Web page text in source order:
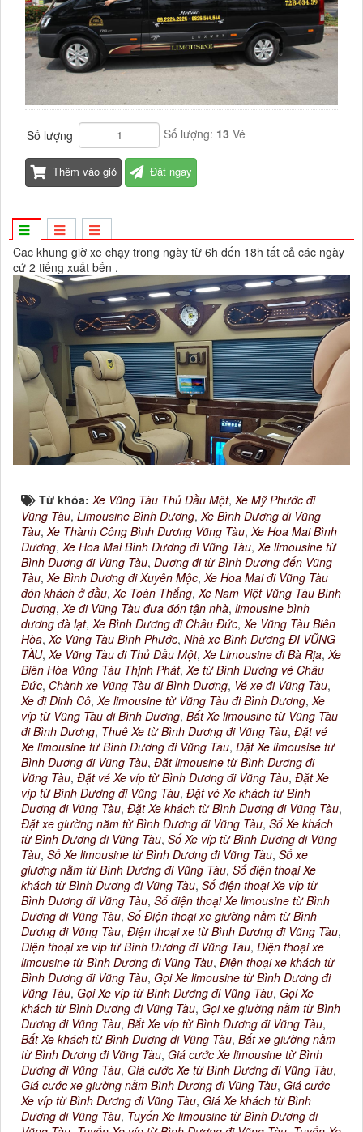
Số lượng Số lượng: 13 Vé
Thêm vào giỏ Đặt ngay
Cac khung giờ xe chạy trong ngày từ 6h đến 18h tất cả các ngày
cứ 2 tiếng xuất bến .
Từ khóa: Xe Vũng Tàu Thủ Dầu Một, Xe Mỹ Phước đi
Vũng Tàu, Limousine Bình Dương, Xe Bình Dương đi Vũng
Tàu, Xe Thành Công Bình Dương Vũng Tàu, Xe Hoa Mai Bình
Dương, Xe Hoa Mai Bình Dương đi Vũng Tàu, Xe limousine từ
Bình Dương đi Vũng Tàu, Dương đi từ Bình Dương đến Vũng
Tàu, Xe Bình Dương đi Xuyên Mộc, Xe Hoa Mai đi Vũng Tàu
đón khách ở đầu, Xe Toàn Thắng, Xe Nam Việt Vũng Tàu Bình
Dương, Xe đi Vũng Tàu đưa đón tận nhà, limousine bình
dương đà lạt, Xe Bình Dương đi Châu Đức, Xe Vũng Tàu Biên
Hòa, Xe Vũng Tàu Bình Phước, Nhà xe Bình Dương ĐI VŨNG
TÀU, Xe Vũng Tàu đi Thủ Dầu Một, Xe Limousine đi Bà Rịa, Xe
Biên Hòa Vũng Tàu Thịnh Phát, Xe từ Bình Dương vé Châu
Đức, Chành xe Vũng Tàu đi Bình Dương, Vé xe đi Vũng Tàu,
Xe đi Dinh Cô, Xe limousine từ Vũng Tàu đi Bình Dương, Xe
víp từ Vũng Tàu đi Bình Dương, Bắt Xe limousine từ Vũng Tàu
đi Bình Dương, Thuê Xe từ Bình Dương đi Vũng Tàu, Đặt vé
Xe limousine từ Bình Dương đi Vũng Tàu, Đặt Xe limousise từ
Bình Dương đi Vũng Tàu, Đặt limousine từ Bình Dương đi
Vũng Tàu, Đặt vé Xe víp từ Bình Dương đi Vũng Tàu, Đặt Xe
víp từ Bình Dương đi Vũng Tàu, Đặt vé Xe khách từ Bình
Dương đi Vũng Tàu, Đặt Xe khách từ Bình Dương đi Vũng Tàu,
Đặt xe giường nằm từ Bình Dương đi Vũng Tàu, Số Xe khách
từ Bình Dương đi Vũng Tàu, Số Xe víp từ Bình Dương đi Vũng
Tàu, Số Xe limousine từ Bình Dương đi Vũng Tàu, Số xe
giường nằm từ Bình Dương đi Vũng Tàu, Số điện thoại Xe
khách từ Bình Dương đi Vũng Tàu, Số điện thoại Xe víp từ
Bình Dương đi Vũng Tàu, Số điện thoại Xe limousine từ Bình
Dương đi Vũng Tàu, Số Điện thoại xe giường nằm từ Bình
Dương đi Vũng Tàu, Điện thoại xe từ Bình Dương đi Vũng Tàu,
Điện thoại xe víp từ Bình Dương đi Vũng Tàu, Điện thoại xe
limousine từ Bình Dương đi Vũng Tàu, Điện thoại xe khách từ
Bình Dương đi Vũng Tàu, Gọi Xe limousine từ Bình Dương đi
Vũng Tàu, Gọi Xe víp từ Bình Dương đi Vũng Tàu, Gọi Xe
khách từ Bình Dương đi Vũng Tàu, Gọi xe giường nằm từ Bình
Dương đi Vũng Tàu, Bắt Xe víp từ Bình Dương đi Vũng Tàu,
Bắt Xe khách từ Bình Dương đi Vũng Tàu, Bắt xe giường nằm
từ Bình Dương đi Vũng Tàu, Giá cước Xe limousine từ Bình
Dương đi Vũng Tàu, Giá cước Xe từ Bình Dương đi Vũng Tàu,
Giá cước xe giường nằm Bình Dương đi Vũng Tàu, Giá cước
Xe víp từ Bình Dương đi Vũng Tàu, Giá Xe khách từ Bình
Dương đi Vũng Tàu, Tuyến Xe limousine từ Bình Dương đi